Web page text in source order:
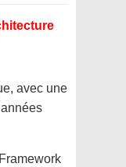
avec une